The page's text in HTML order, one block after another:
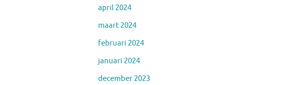
april 2024
maart 2024
februari 2024
januari 2024
december 2023